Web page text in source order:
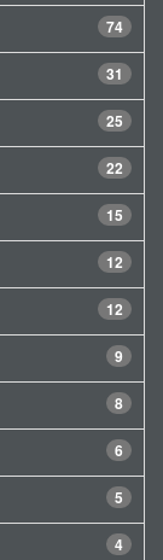
74
31
25
22
15
12
12
9
8
6
5
4